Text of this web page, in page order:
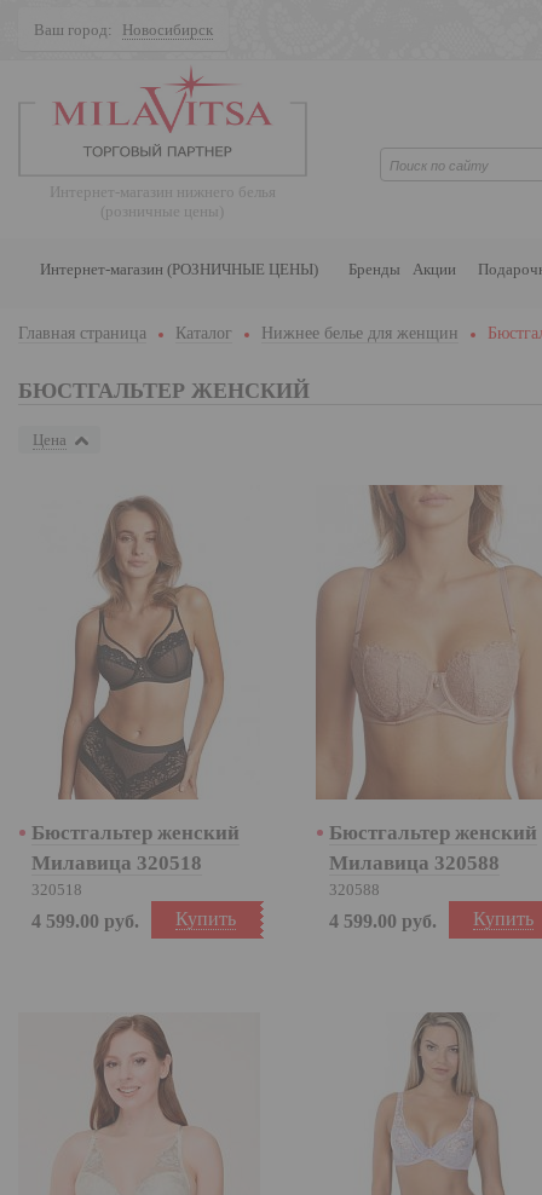
Ваш город: Новосибирск
Интернет-магазин нижнего белья
(розничные цены)
Интернет-магазин (РОЗНИЧНЫЕ ЦЕНЫ) Бренды Акции
Главная страница Каталог Нижнее белье для женщин
БЮСТГАЛЬТЕР ЖЕНСКИЙ
Цена
Бюстгальтер женский
Милавица 320518
320518
Купить
4 599.00 руб.
Бюстгальтер женский
Милавица 320588
320588
Купить
4 599.00 руб.